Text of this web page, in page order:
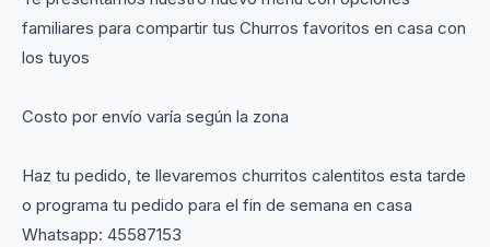
familiares para compartir tus Churros favoritos en casa con
los tuyos
Costo por envío varía según la zona
Haz tu pedido, te llevaremos churritos calentitos esta tarde
o programa tu pedido para el fin de semana en casa
Whatsapp: 45587153